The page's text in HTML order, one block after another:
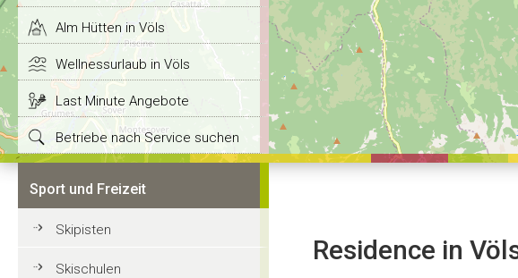
Alm Hütten in Völs
Wellnessurlaub in Völs
Last Minute Angebote
Betriebe nach Service suchen
Sport und Freizeit
Skipisten
Skischulen
Residence in